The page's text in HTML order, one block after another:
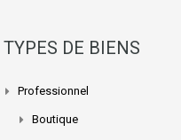
TYPES DE BIENS
Professionnel
Boutique